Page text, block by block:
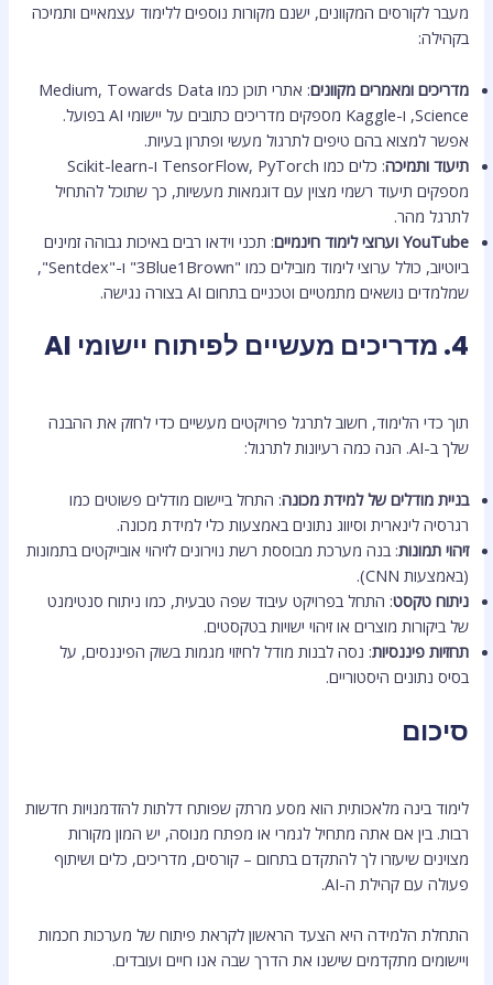
מעבר לקורסים המקוונים, ישנם מקורות נוספים ללימוד עצמאיים ותמיכה
בקהילה:
מדריכים ומאמרים מקוונים
: אתרי תוכן כמו Medium, Towards Data
Science, ו-Kaggle מספקים מדריכים כתובים על יישומי AI בפועל.
אפשר למצוא בהם טיפים לתרגול מעשי ופתרון בעיות.
תיעוד ותמיכה
: כלים כמו TensorFlow, PyTorch ו-Scikit-learn
מספקים תיעוד רשמי מצוין עם דוגמאות מעשיות, כך שתוכל להתחיל
לתרגל מהר.
YouTube וערוצי לימוד חינמיים
: תכני וידאו רבים באיכות גבוהה זמינים
ביוטיוב, כולל ערוצי לימוד מובילים כמו "3Blue1Brown" ו-"Sentdex",
שמלמדים נושאים מתמטיים וטכניים בתחום AI בצורה נגישה.
4. מדריכים מעשיים לפיתוח יישומי AI
תוך כדי הלימוד, חשוב לתרגל פרויקטים מעשיים כדי לחזק את ההבנה
שלך ב-AI. הנה כמה רעיונות לתרגול:
בניית מודלים של למידת מכונה: התחל ביישום מודלים פשוטים כמו
רגרסיה לינארית וסיווג נתונים באמצעות כלי למידת מכונה.
זיהוי תמונות: בנה מערכת מבוססת רשת נוירונים לזיהוי אובייקטים בתמונות
(באמצעות CNN).
ניתוח טקסט: התחל בפרויקט עיבוד שפה טבעית, כמו ניתוח סנטימנט
של ביקורות מוצרים או זיהוי ישויות בטקסטים.
תחזיות פיננסיות: נסה לבנות מודל לחיזוי מגמות בשוק הפיננסים, על
בסיס נתונים היסטוריים.
סיכום
לימוד בינה מלאכותית הוא מסע מרתק שפותח דלתות להזדמנויות חדשות
רבות. בין אם אתה מתחיל לגמרי או מפתח מנוסה, יש המון מקורות
מצוינים שיעזרו לך להתקדם בתחום – קורסים, מדריכים, כלים ושיתוף
פעולה עם קהילת ה-AI.
התחלת הלמידה היא הצעד הראשון לקראת פיתוח של מערכות חכמות
ויישומים מתקדמים שישנו את הדרך שבה אנו חיים ועובדים.